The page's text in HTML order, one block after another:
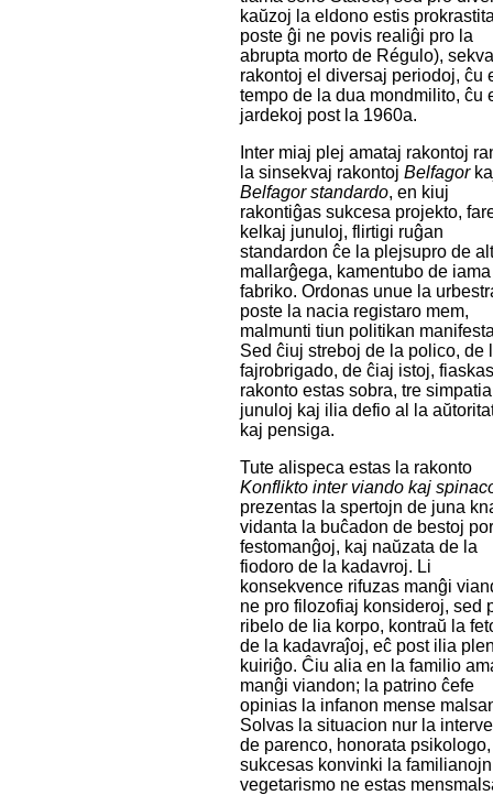
kaŭzoj la eldono estis
poste ĝi ne povis realiĝi pro la
abrupta morto de Régulo),
rakontoj el diversaj periodoj, ĉu
tempo de la dua mondmilito, ĉu
jardekoj post la 1960a.
Inter miaj plej amataj rakontoj
la sinsekvaj rakontojBelfagor
Belfagor standardo, en kiuj
rakontiĝas sukcesa projekto,
kelkaj junuloj, flirtigi ruĝan
standardon ĉe la plejsupro de
mallarĝega, kamentubo de iama
fabriko. Ordonas unue la
poste la nacia registaro mem,
malmunti tiun politikan
Sed ĉiuj streboj de la polico, de
fajrobrigado, de ĉiaj istoj,
rakonto estas sobra, tre
junuloj kaj ilia defio al la
kaj pensiga.
Tute alispeca estas la rakonto
Konflikto inter viando kaj
prezentas la spertojn de juna
vidanta la buĉadon de bestoj
festomanĝoj, kaj naŭzata de la
fiodoro de la kadavroj. Li
konsekvence rifuzas manĝi
ne pro filozofiaj konsideroj, sed
ribelo de lia korpo, kontraŭ la
de la kadavraĵoj, eĉ post ilia
kuiriĝo. Ĉiu alia en la familio
manĝi viandon; la patrino ĉefe
opinias la infanon mense
Solvas la situacion nur la
de parenco, honorata
sukcesas konvinki la
vegetarismo ne estas